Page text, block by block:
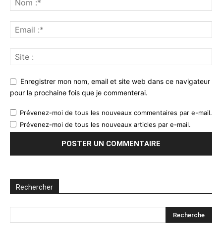
Enregistrer mon nom, email et site web dans ce navigateur
pour la prochaine fois que je commenterai.
Prévenez-moi de tous les nouveaux commentaires par e-mail.
Prévenez-moi de tous les nouveaux articles par e-mail.
Rechercher